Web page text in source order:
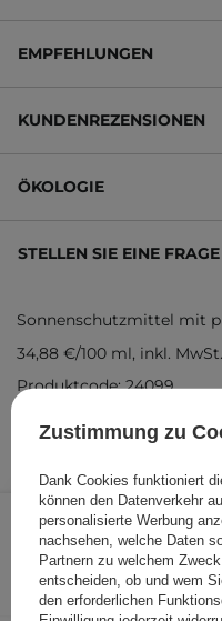
13,95 € /Stk.
EMPFEHLUNGEN
KUNDENREZENSIONEN
ÖKOLOGIE
STELLEN SIE EINE FRAGE
Sonnenschutzmittel mit
34,88 €/100 ml, inkl. MwSt.
Produktcode: 24099
Folgende
Zustimmung zu
Dank Cookies funktioniert
können den Datenverkehr
personalisierte Werbung
nachsehen, welche Daten
Partnern zu welchem
entscheiden, ob und wem
den erforderlichen